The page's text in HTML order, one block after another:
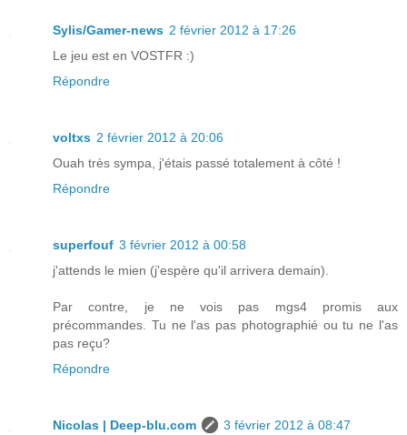
Sylis/Gamer-news 2 février 2012 à 17:26
Le jeu est en VOSTFR :)
Répondre
voltxs 2 février 2012 à 20:06
Ouah très sympa, j'étais passé totalement à côté !
Répondre
superfouf 3 février 2012 à 00:58
j'attends le mien (j'espère qu'il arrivera demain).
Par contre, je ne vois pas mgs4 promis aux
précommandes. Tu ne l'as pas photographié ou tu ne l'as
pas reçu?
Répondre
Nicolas | Deep-blu.com
3 février 2012 à 08:47